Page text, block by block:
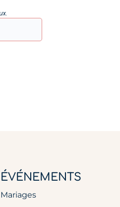
ÉVÉNEMENTS
Mariages